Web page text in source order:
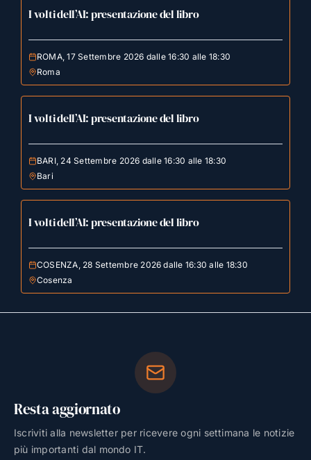
I volti dell’AI: presentazione del libro
ROMA, 17 Settembre 2026 dalle 16:30 alle 18:30
Roma
I volti dell’AI: presentazione del libro
BARI, 24 Settembre 2026 dalle 16:30 alle 18:30
Bari
I volti dell’AI: presentazione del libro
COSENZA, 28 Settembre 2026 dalle 16:30 alle 18:30
Cosenza
Resta aggiornato
Iscriviti alla newsletter per ricevere ogni settimana le notizie
più importanti dal mondo IT.